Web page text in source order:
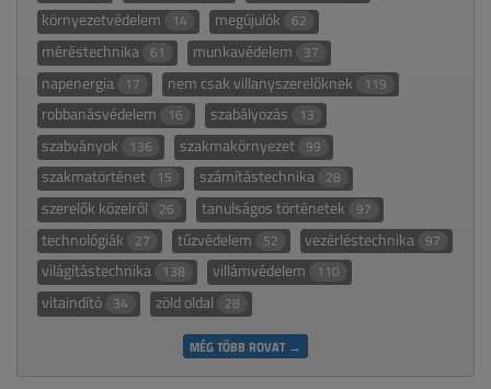
környezetvédelem 14 megújulók 62
méréstechnika 61 munkavédelem 37
napenergia 17 nem csak villanyszerelőknek 119
robbanásvédelem 16 szabályozás 13
szabványok 136 szakmakörnyezet 99
szakmatörténet 15 számítástechnika 28
szerelők közelről 26 tanulságos történetek 97
technológiák 27 tűzvédelem 52 vezérléstechnika 97
világítástechnika 138 villámvédelem 110
vitaindító 34 zöld oldal 28
MÉG TÖBB ROVAT →